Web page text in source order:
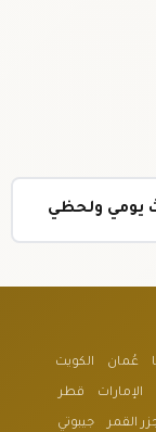
يومي ولحظي
عُمان الكويت
الإمارات قطر
القمر جيبوتي